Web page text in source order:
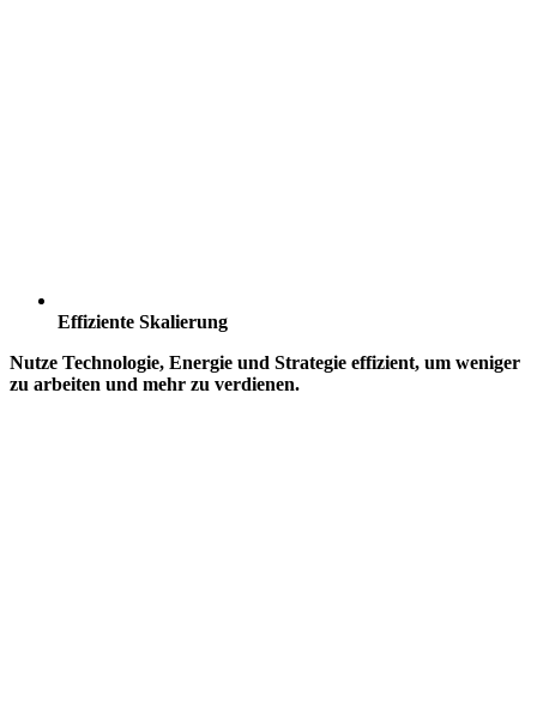
Effiziente Skalierung
Nutze Technologie, Energie und Strategie effizient, um weniger
zu arbeiten und mehr zu verdienen.